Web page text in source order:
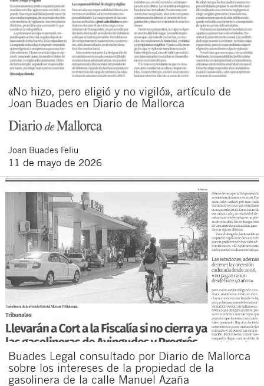
«No hizo, pero eligió y no vigiló», artículo de
Joan Buades en Diario de Mallorca
Joan Buades Feliu
11 de mayo de 2026
Buades Legal consultado por Diario de Mallorca
sobre los intereses de la propiedad de la
gasolinera de la calle Manuel Azaña